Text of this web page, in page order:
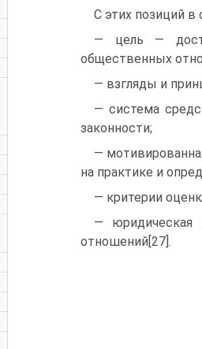
С этих позиций
— цель —
общественных
— взгляды и
— система
законности;
—
на практике и
— критерии
— юридическая
отношений[27].